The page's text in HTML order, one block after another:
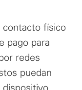
contacto físico
pago para
redes
puedan
dispositivo